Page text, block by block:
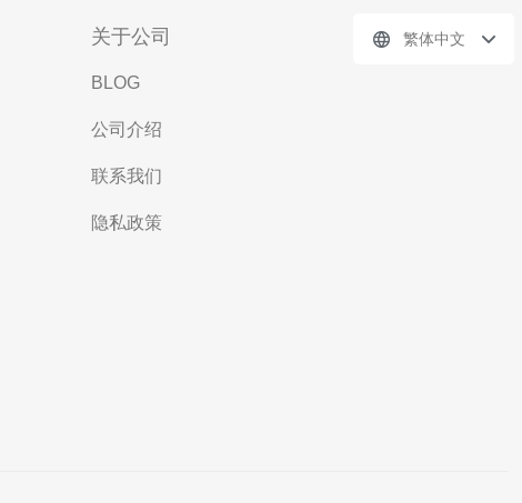
关于公司
BLOG
公司介绍
联系我们
隐私政策
繁体中文